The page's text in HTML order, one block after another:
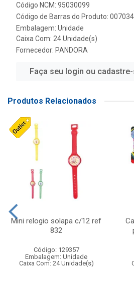
Código NCM: 95030099
Código de Barras do Produto:
Embalagem: Unidade
Caixa Com: 24 Unidade(s)
Fornecedor: PANDORA
Faça seu login ou
Produtos Relacionados
Mini relogio solapa c/12 ref
832
Código: 129357
Embalagem: Unidade
Caixa Com: 24 Unidade(s)